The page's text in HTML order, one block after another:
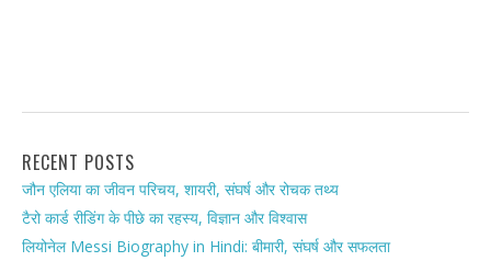
RECENT POSTS
जौन एलिया का जीवन परिचय, शायरी, संघर्ष और रोचक तथ्य
टैरो कार्ड रीडिंग के पीछे का रहस्य, विज्ञान और विश्वास
लियोनेल Messi Biography in Hindi: बीमारी, संघर्ष और सफलता